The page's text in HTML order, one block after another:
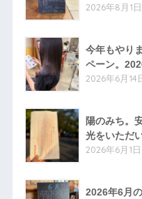
2026年8月1日
今年もやり
ペーン。
2026年6月14
陽のみち。
光をいただ
2026年6月1日
2026年6月